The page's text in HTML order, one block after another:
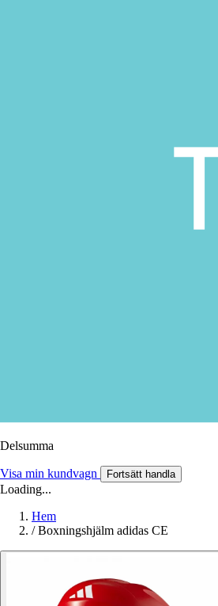
Delsumma
Visa min kundvagn Fortsätt handla
Loading...
Hem
/ Boxningshjälm adidas CE